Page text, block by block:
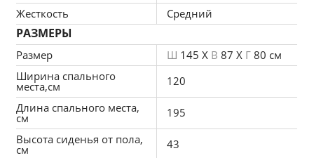
Размер дивана:
Ширина 145 см
Глубина 80 см
Высота 87 см
Спальное место: 195х120 см
Механизм трансформации: выкатной
Жесткость
Средний
РАЗМЕРЫ
Размер Ш 145 X В 87 X Г 80 см
Ширина спального
места,см
120
Длина спального места,
см
195
Высота сиденья от пола,
см 43